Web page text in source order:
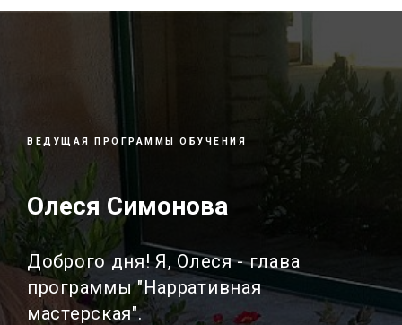
ВЕДУЩАЯ ПРОГРАММЫ ОБУЧЕНИЯ
Олеся Симонова
Доброго дня! Я, Олеся - глава
программы "Нарративная
мастерская".